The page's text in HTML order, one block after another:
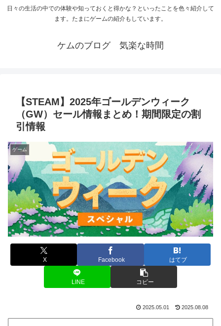
日々の生活の中での体験や知っておくと得かな？といったことを色々紹介して
ます。たまにゲームの紹介もしています。
ケムのブログ 気楽な時間
【STEAM】2025年ゴールデンウィーク
（GW）セール情報まとめ！期間限定の割
引情報
ゲーム
X Facebook はてブ
LINE コピー
2025.05.01 2025.08.08